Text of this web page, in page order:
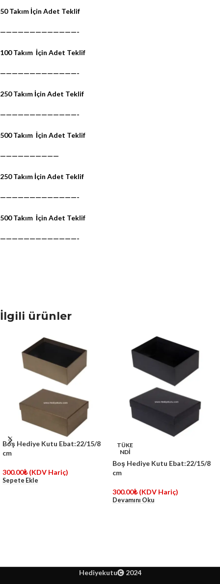
50 Takım İçin Adet Teklif
—————————————-
100 Takım İçin Adet Teklif
—————————————-
250 Takım İçin Adet Teklif
—————————————-
500 Takım İçin Adet Teklif
——————————
250 Takım İçin Adet Teklif
—————————————-
500 Takım İçin Adet Teklif
—————————————-
İlgili ürünler
Boş Hediye Kutu Ebat:22/15/8
cm
300.00₺ (KDV Hariç)
Sepete Ekle
TÜKE
NDİ
Boş Hediye Kutu Ebat:22/15/8
cm
300.00₺ (KDV Hariç)
Devamını Oku
Hediyekutu 2024